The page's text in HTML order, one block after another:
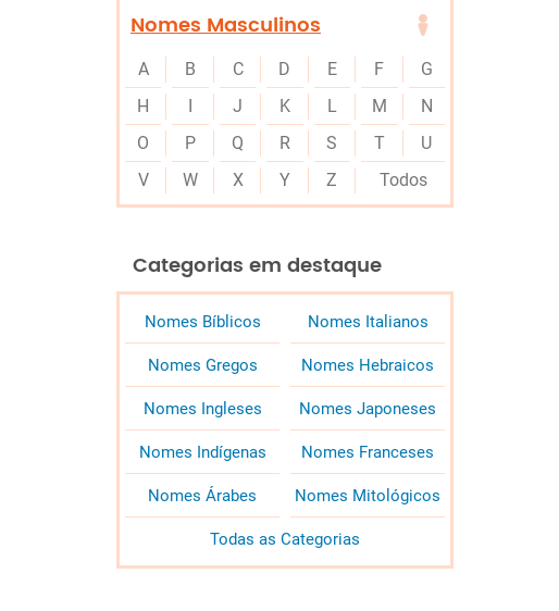
Nomes Masculinos
A B C D E F
G
H
I J K L M
N
O
P Q R S T
U
V
W X Y Z Todos
Categorias em destaque
Nomes Bíblicos Nomes Italianos
Nomes Gregos Nomes Hebraicos
Nomes Ingleses Nomes Japoneses
Nomes Indígenas Nomes Franceses
Nomes Árabes Nomes Mitológicos
Todas as Categorias